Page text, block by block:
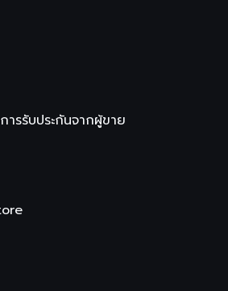
รรับประกันจากผู้ขาย